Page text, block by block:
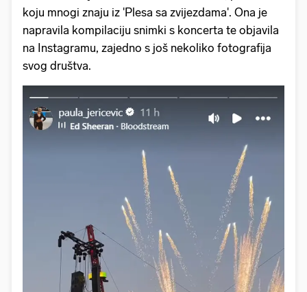
koju mnogi znaju iz 'Plesa sa zvijezdama'. Ona je
napravila kompilaciju snimki s koncerta te objavila
na Instagramu, zajedno s još nekoliko fotografija
svog društva.